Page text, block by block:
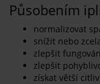
Působením
normalizovat
snížit nebo
zlepšit
zlepšit
získat větší